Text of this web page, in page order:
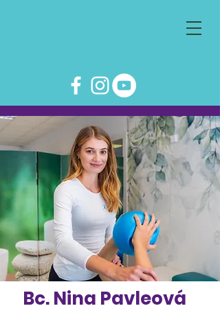
Bc. Nina Pavleová